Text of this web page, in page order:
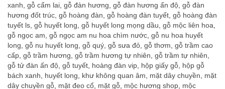
xanh, gỗ cẩm lai, gỗ đàn hương, gỗ đàn hương ấn độ, gỗ đàn
hương đốt trúc, gỗ hoàng đàn, gỗ hoàng đàn tuyết, gỗ hoàng đàn
tuyết ls, gỗ huyết long, gỗ huyết long mọng dầu, gỗ mộc liên hoa,
gỗ ngọc am, gỗ ngọc am nu hoa chìm nước, gỗ nu hoa huyết
long, gỗ nu huyết long, gỗ quý, gỗ sưa đỏ, gỗ thơm, gỗ trầm cao
cấp, gỗ trầm hương, gỗ trầm hương tự nhiên, gỗ trầm tự nhiên,
gỗ tử đàn ấn độ, gỗ tuyết, hoàng đàn vip, hộp giấy gỗ, hộp gỗ
bách xanh, huyết long, khư không quan âm, mặt dây chuyền, mặt
dây chuyền gỗ, mặt đeo cổ, mặt gỗ, mộc hương shop, mộc